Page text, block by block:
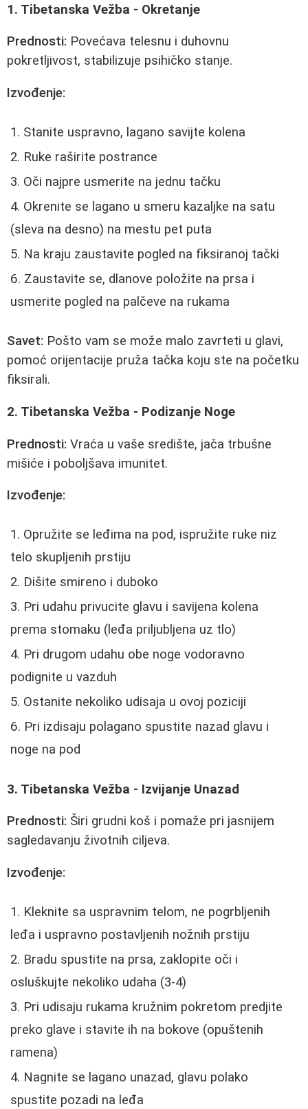
1. Tibetanska Vežba - Okretanje
Prednosti: Povećava telesnu i duhovnu
pokretljivost, stabilizuje psihičko stanje.
Izvođenje:
Stanite uspravno, lagano savijte kolena
Ruke raširite postrance
Oči najpre usmerite na jednu tačku
Okrenite se lagano u smeru kazaljke na satu
(sleva na desno) na mestu pet puta
Na kraju zaustavite pogled na fiksiranoj tački
Zaustavite se, dlanove položite na prsa i
usmerite pogled na palčeve na rukama
Savet: Pošto vam se može malo zavrteti u glavi,
pomoć orijentacije pruža tačka koju ste na početku
fiksirali.
2. Tibetanska Vežba - Podizanje Noge
Prednosti: Vraća u vaše središte, jača trbušne
mišiće i poboljšava imunitet.
Izvođenje:
Opružite se leđima na pod, ispružite ruke niz
telo skupljenih prstiju
Dišite smireno i duboko
Pri udahu privucite glavu i savijena kolena
prema stomaku (leđa priljubljena uz tlo)
Pri drugom udahu obe noge vodoravno
podignite u vazduh
Ostanite nekoliko udisaja u ovoj poziciji
Pri izdisaju polagano spustite nazad glavu i
noge na pod
3. Tibetanska Vežba - Izvijanje Unazad
Prednosti: Širi grudni koš i pomaže pri jasnijem
sagledavanju životnih ciljeva.
Izvođenje:
Kleknite sa uspravnim telom, ne pogrbljenih
leđa i uspravno postavljenih nožnih prstiju
Bradu spustite na prsa, zaklopite oči i
osluškujte nekoliko udaha (3-4)
Pri udisaju rukama kružnim pokretom predjite
preko glave i stavite ih na bokove (opuštenih
ramena)
Nagnite se lagano unazad, glavu polako
spustite pozadi na leđa